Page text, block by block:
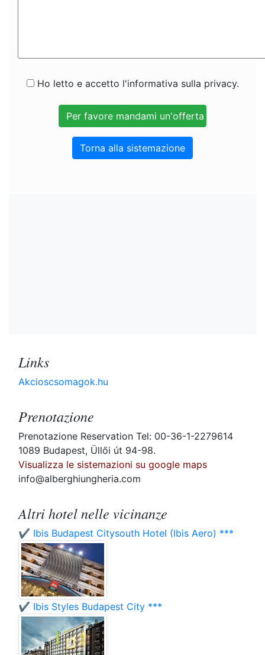
Ho letto e accetto l'informativa sulla privacy.
Torna alla sistemazione
Links
Akcioscsomagok.hu
Prenotazione
Prenotazione Reservation Tel: 00-36-1-2279614
1089 Budapest, Üllői út 94-98.
Visualizza le sistemazioni su google maps
info@alberghiungheria.com
Altri hotel nelle vicinanze
✔️ Ibis Budapest Citysouth Hotel (Ibis Aero) ***
✔️ Ibis Styles Budapest City ***